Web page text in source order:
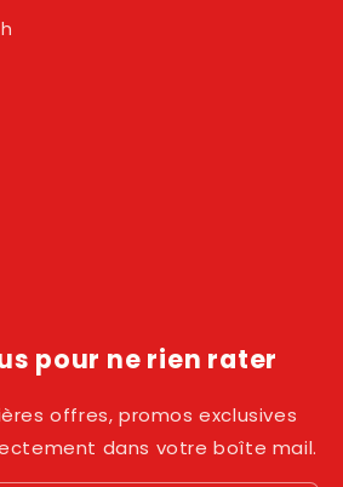
pour ne rien rater
offres, promos exclusives
dans votre boîte mail.